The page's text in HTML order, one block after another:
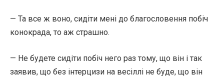
— Та все ж воно, сидіти мені до благословення побіч
конокрада, то аж страшно.
— Не будете сидіти побіч него раз тому, що він і так
заявив, що без інтерцизи на весіллі не буде, що він